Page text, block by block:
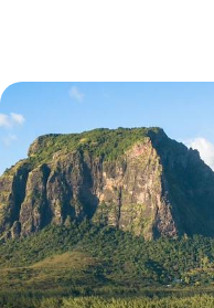
Lagon turquoise et
d'exception - Maurice
ados
Profiter en famille de la
mauricienne, la plage et
terrains de jeu
9 jours, de 3000 à 4100 €